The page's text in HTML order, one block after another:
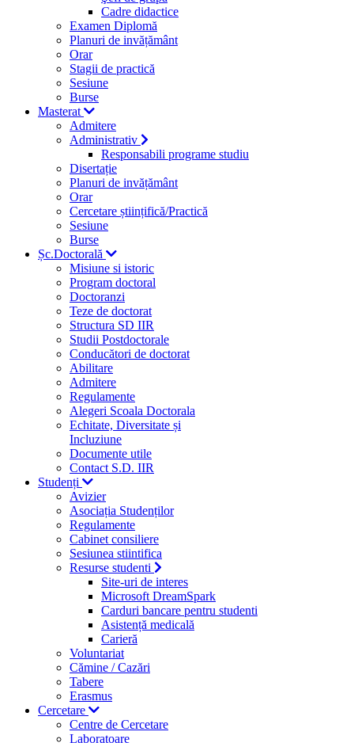
Cadre didactice
Examen Diplomă
Planuri de invățământ
Orar
Stagii de practică
Sesiune
Burse
Masterat
Admitere
Administrativ
Responsabili programe studiu
Disertație
Planuri de invățământ
Orar
Cercetare științifică/Practică
Sesiune
Burse
Șc.Doctorală
Misiune si istoric
Program doctoral
Doctoranzi
Teze de doctorat
Structura SD IIR
Studii Postdoctorale
Conducători de doctorat
Abilitare
Admitere
Regulamente
Alegeri Scoala Doctorala
Echitate, Diversitate și
Incluziune
Documente utile
Contact S.D. IIR
Studenți
Avizier
Asociația Studenților
Regulamente
Cabinet consiliere
Sesiunea stiintifica
Resurse studenti
Site-uri de interes
Microsoft DreamSpark
Carduri bancare pentru studenti
Asistență medicală
Carieră
Voluntariat
Cămine / Cazări
Tabere
Erasmus
Cercetare
Centre de Cercetare
Laboratoare